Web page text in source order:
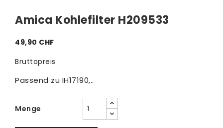
Amica Kohlefilter H209533
49,90 CHF
Bruttopreis
Passend zu IH17190,..
Menge